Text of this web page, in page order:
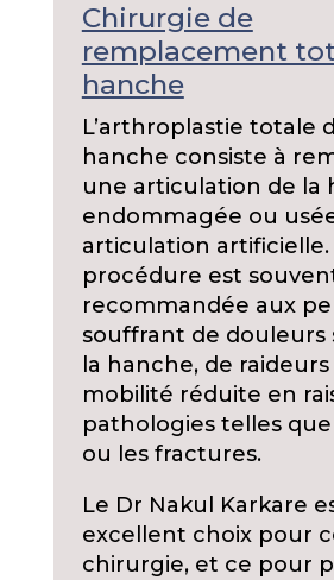
Chirurgie de
remplacement
hanche
L’arthroplastie totale
hanche consiste à
une articulation de la
endommagée ou
articulation
procédure est
recommandée aux
souffrant de douleurs
la hanche, de raideurs
mobilité réduite en
pathologies telles
ou les fractures.
Le Dr Nakul Karkare
excellent choix pour
chirurgie, et ce pour